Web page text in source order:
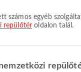
repülőtér oldalon talál.